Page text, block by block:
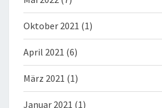
Oktober 2021 (1)
April 2021 (6)
März 2021 (1)
Januar 2021 (1)